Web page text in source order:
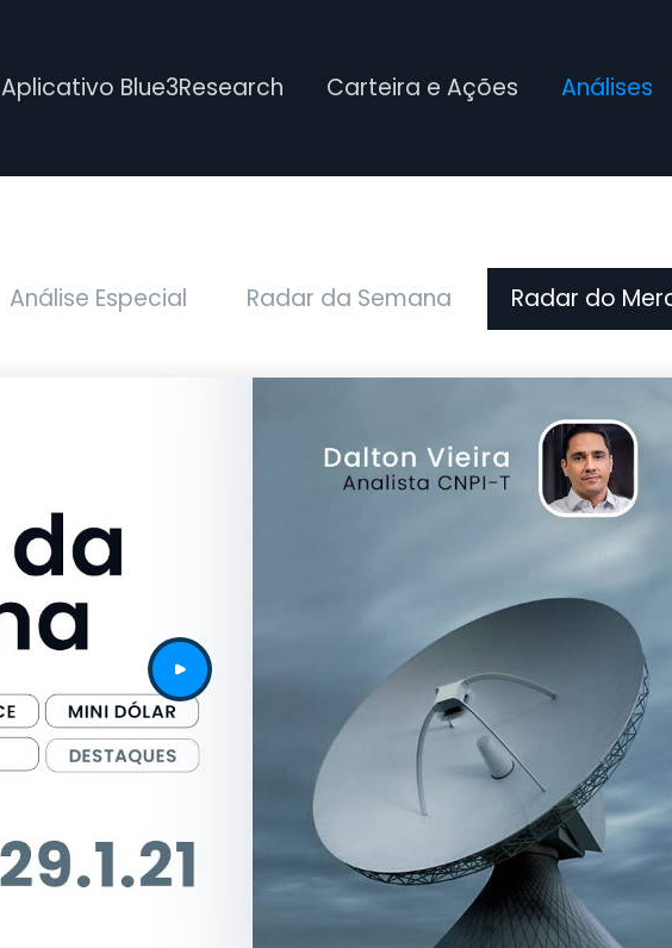
Aplicativo Blue3Research Carteira e Ações Análises
Análise Especial Radar da Semana Radar do